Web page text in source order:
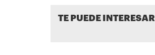
TE PUEDE INTERESAR